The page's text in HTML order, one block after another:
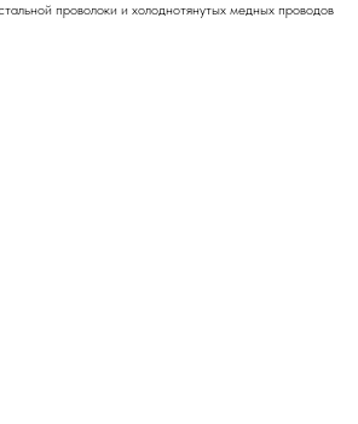
проволоки и холоднотянутых медных проводов